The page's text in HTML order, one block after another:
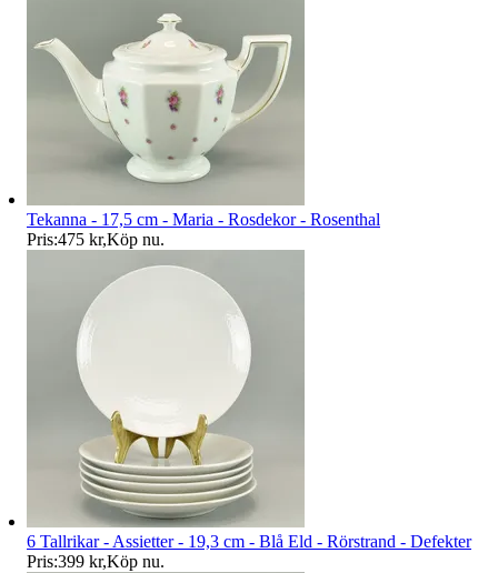
Tekanna - 17,5 cm - Maria - Rosdekor - Rosenthal
Pris:475 kr,Köp nu.
6 Tallrikar - Assietter - 19,3 cm - Blå Eld - Rörstrand - Defekter
Pris:399 kr,Köp nu.